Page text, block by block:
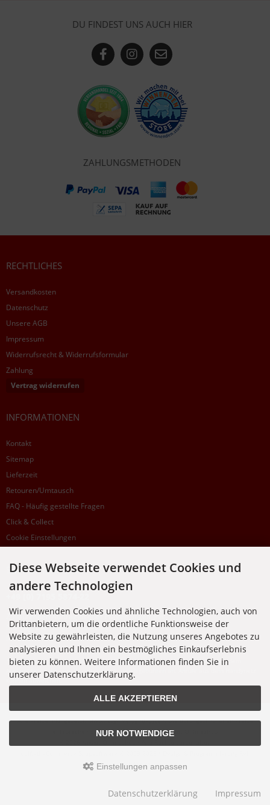
DU FINDEST UNS AUCH HIER
ZAHLUNGSMETHODEN
RECHTLICHES
Versandkosten
Datenschutz
Unsere AGB
Impressum
Widerrufsrecht & Widerrufsformular
Zahlung
Vertrag widerrufen
INFORMATIONEN
Kontakt
Sitemap
Lieferzeit
Retouren/Umtausch
FAQ - Häufig gestellte Fragen
Click & Collect
Cookie Einstellungen
SUPPORTHOTLINE
Zu laufenden Aufträgen oder Fragen allgemein:
Montag, Dienstag, Donnerstag, Freitag: 10:00 - 16:00 Uhr
Mittwoch: 10:00 - 18:00 Uhr
* Kosten: normaler Ortstarif DE, mit Flatratevertrag natürlich kostenlos. Aus dem
Ausland fallen die jeweils geltenden Auslandsgebühren an. Anrufe aus dem Handynetz
können abweichen.
Alle Preise inkl. gesetzl. MwSt. zzgl.Versandkosten. Die durchgestrichenen Preise
entsprechen dem bisherigen Preis bei Nixgut Onlineshop
Webdesign
Diese Webseite verwendet Cookies und
andere Technologien
Wir verwenden Cookies und ähnliche Technologien, auch von
Drittanbietern, um die ordentliche Funktionsweise der
Website zu gewährleisten, die Nutzung unseres Angebotes zu
analysieren und Ihnen ein bestmögliches Einkaufserlebnis
bieten zu können. Weitere Informationen finden Sie in
unserer Datenschutzerklärung.
ALLE AKZEPTIEREN
NUR NOTWENDIGE
Einstellungen anpassen
Datenschutzerklärung Impressum